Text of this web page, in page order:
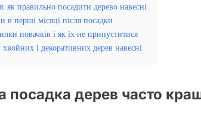
як правильно посадити дерево навесні
в перші місяці після посадки
новачків і як їх не припуститися
і декоративних дерев навесні
посадка дерев часто